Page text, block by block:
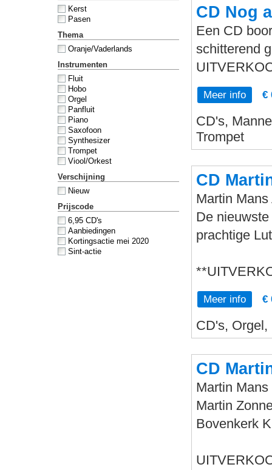
Kerst
Pasen
Thema
Oranje/Vaderlands
Instrumenten
Fluit
Hobo
Orgel
Panfluit
Piano
Saxofoon
Synthesizer
Trompet
Viool/Orkest
Verschijning
Nieuw
Prijscode
6,95 CD's
Aanbiedingen
Kortingsactie mei 2020
Sint-actie
CD Nog
Een CD
schitterend
Meer info €
CD's,
Trompet
CD
Martin
De
prachtige
Meer info €
CD's, Orgel,
CD
Martin Mans
Martin
Bovenkerk